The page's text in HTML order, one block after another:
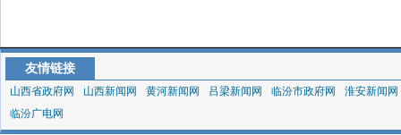
友情链接
山西省政府网 山西新闻网 黄河新闻网 吕梁新闻网 临汾市政府网
淮安新闻网
临汾广电网